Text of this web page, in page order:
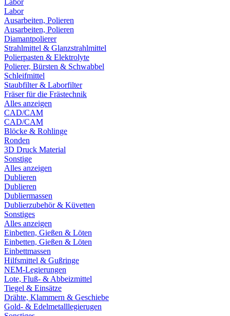
Labor
Labor
Ausarbeiten, Polieren
Ausarbeiten, Polieren
Diamantpolierer
Strahlmittel & Glanzstrahlmittel
Polierpasten & Elektrolyte
Polierer, Bürsten & Schwabbel
Schleifmittel
Staubfilter & Laborfilter
Fräser für die Frästechnik
Alles anzeigen
CAD/CAM
CAD/CAM
Blöcke & Rohlinge
Ronden
3D Druck Material
Sonstige
Alles anzeigen
Dublieren
Dublieren
Dubliermassen
Dublierzubehör & Küvetten
Sonstiges
Alles anzeigen
Einbetten, Gießen & Löten
Einbetten, Gießen & Löten
Einbettmassen
Hilfsmittel & Gußringe
NEM-Legierungen
Lote, Fluß- & Abbeizmittel
Tiegel & Einsätze
Drähte, Klammern & Geschiebe
Gold- & Edelmetalllegierugen